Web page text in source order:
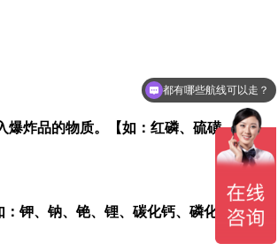
爆炸品的物质。【如：红磷、硫磺、镁
钾、钠、铯、锂、碳化钙、磷化镁、磷
都有哪些航线可以走？